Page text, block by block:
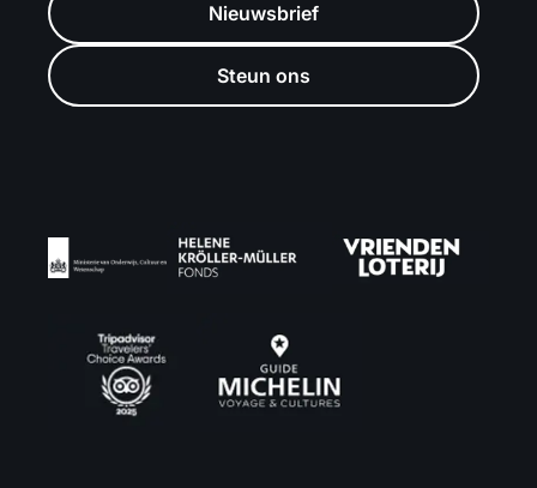
Nieuwsbrief
Steun ons